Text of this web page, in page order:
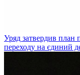
Уряд затвердив
переходу на єдиний